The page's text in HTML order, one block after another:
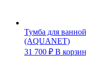
Тумба для
(AQUANET)
31 700 ₽ В